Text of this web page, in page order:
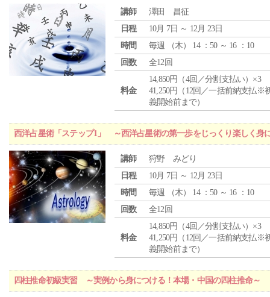
講師
澤田 昌征
日程
10月 7日 ～ 12月 23日
時間
毎週 （木） 14 ：50 ～ 16 ：10
回数
全12回
料金
14,850円（4回／分割支払い）×3
41,250円（12回／一括前納支払※
義開始前まで）
西洋占星術「ステップ1」 ～西洋占星術の第一歩をじっくり楽しく身
講師
狩野 みどり
日程
10月 7日 ～ 12月 23日
時間
毎週 （木） 14 ：50 ～ 16 ：10
回数
全12回
料金
14,850円（4回／分割支払い）×3
41,250円（12回／一括前納支払※
義開始前まで）
四柱推命初級実習 ～実例から身につける！本場・中国の四柱推命～